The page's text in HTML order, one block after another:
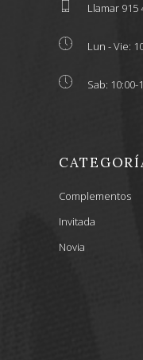
Llamar 915
Lun - Vie:
Sab: 10:00-
Complementos
Invitada
Novia